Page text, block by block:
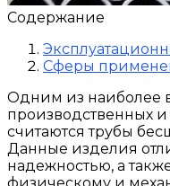
Содержание
Сферы
Одним из наиболее
производственных
считаются трубы
Данные изделия
надежностью, а